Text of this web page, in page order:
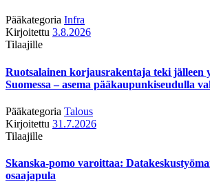
Pääkategoria Infra
Kirjoitettu 3.8.2026
Tilaajille
Ruotsalainen korjausrakentaja teki jälleen
Suomessa – asema pääkaupunkiseudulla
Pääkategoria Talous
Kirjoitettu 31.7.2026
Tilaajille
Skanska-pomo varoittaa:
osaajapula